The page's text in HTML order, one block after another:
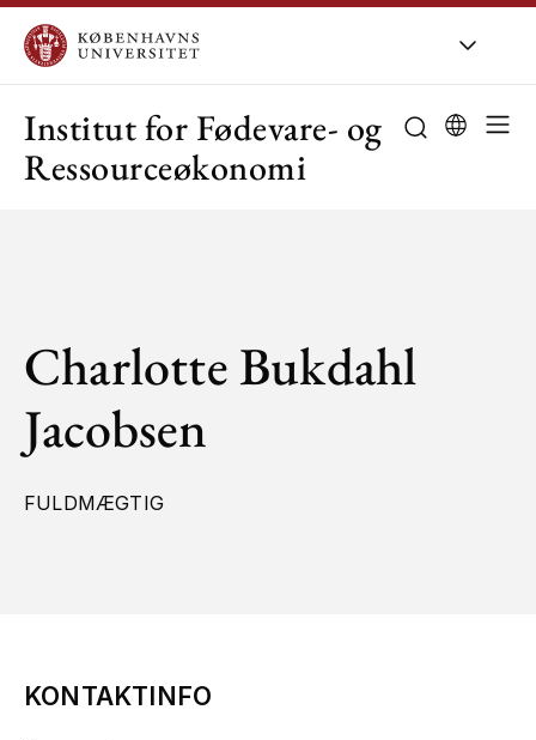
Institut for Fødevare- og
Ressourceøkonomi
Charlotte Bukdahl
Jacobsen
FULDMÆGTIG
KONTAKTINFO
Om KU